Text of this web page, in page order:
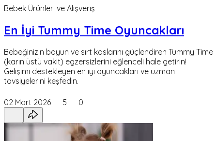
Bebek Ürünleri ve Alışveriş
En İyi Tummy Time Oyuncakları
Bebeğinizin boyun ve sırt kaslarını güçlendiren Tummy Time
(karın üstü vakit) egzersizlerini eğlenceli hale getirin!
Gelişimi destekleyen en iyi oyuncakları ve uzman
tavsiyelerini keşfedin.
02 Mart 2026 5 0